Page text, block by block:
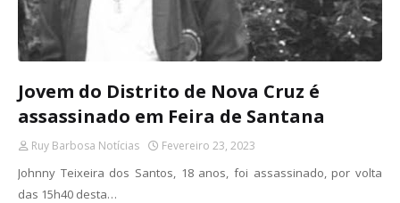
Jovem do Distrito de Nova Cruz é
assassinado em Feira de Santana
Ruy Barbosa Notícias Fevereiro 23, 2023
Johnny Teixeira dos Santos, 18 anos, foi assassinado, por volta
das 15h40 desta…